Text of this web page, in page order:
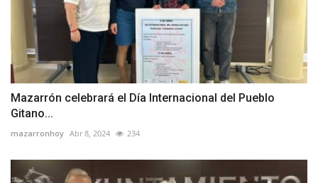
Mazarrón celebrará el Día Internacional del Pueblo
Gitano...
mazarronhoy Abr 8, 2024 234